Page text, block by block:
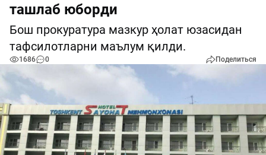
ташлаб юборди
Бош прокуратура мазкур ҳолат юзасидан
тафсилотларни маълум қилди.
1686 0 Поделиться